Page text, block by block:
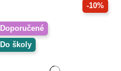
-10%
Doporučené
Do školy